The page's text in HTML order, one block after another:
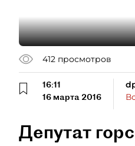
412 просмотров
16:11
16 марта 2016
Депутат